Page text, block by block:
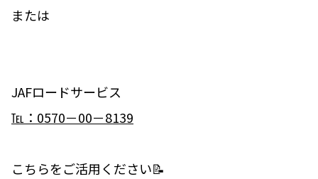
または
JAFロードサービス
℡：0570－00－8139
こちらをご活用ください📝